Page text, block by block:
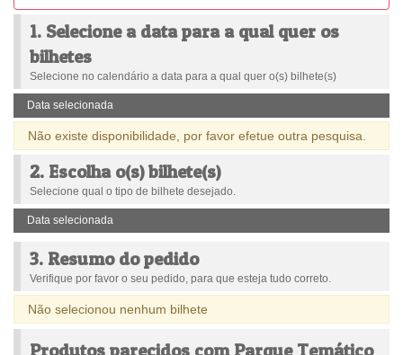
1. Selecione a data para a qual quer os
bilhetes
Selecione no calendário a data para a qual quer o(s) bilhete(s)
Data selecionada
Não existe disponibilidade, por favor efetue outra pesquisa.
2. Escolha o(s) bilhete(s)
Selecione qual o tipo de bilhete desejado.
Data selecionada
3. Resumo do pedido
Verifique por favor o seu pedido, para que esteja tudo correto.
Não selecionou nenhum bilhete
Produtos parecidos com Parque Temático